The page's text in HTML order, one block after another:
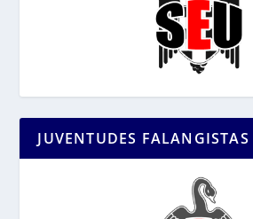
JUVENTUDES